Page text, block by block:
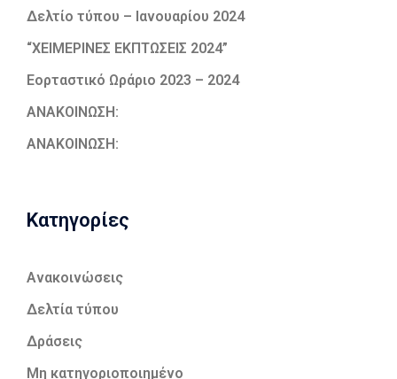
Δελτίο τύπου – Ιανουαρίου 2024
“ΧΕΙΜΕΡΙΝΕΣ ΕΚΠΤΩΣΕΙΣ 2024”
Εορταστικό Ωράριο 2023 – 2024
ΑΝΑΚΟΙΝΩΣΗ:
ΑΝΑΚΟΙΝΩΣΗ:
Kατηγορίες
Ανακοινώσεις
Δελτία τύπου
Δράσεις
Μη κατηγοριοποιημένο